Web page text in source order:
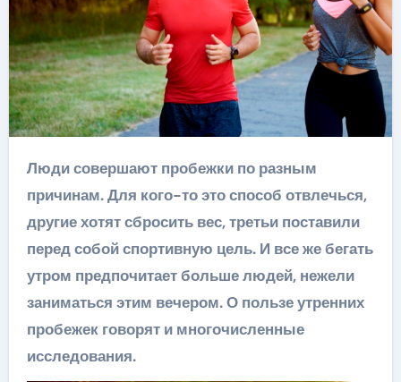
Люди совершают пробежки по разным
причинам. Для кого-то это способ отвлечься,
другие хотят сбросить вес, третьи поставили
перед собой спортивную цель. И все же бегать
утром предпочитает больше людей, нежели
заниматься этим вечером. О пользе утренних
пробежек говорят и многочисленные
исследования.